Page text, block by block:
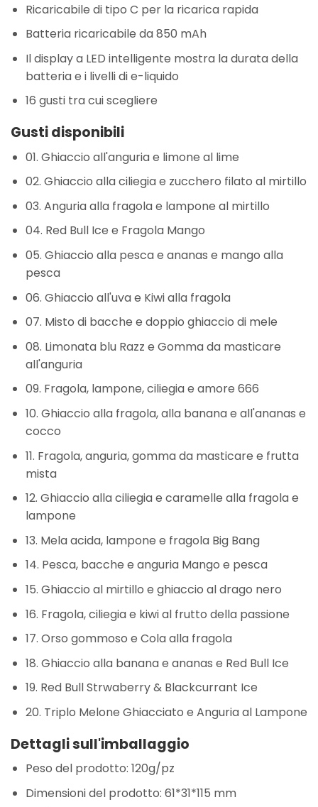
Ricaricabile di tipo C per la ricarica rapida
Batteria ricaricabile da 850 mAh
Il display a LED intelligente mostra la durata della
batteria e i livelli di e-liquido
16 gusti tra cui scegliere
Gusti disponibili
01. Ghiaccio all'anguria e limone al lime
02. Ghiaccio alla ciliegia e zucchero filato al mirtillo
03. Anguria alla fragola e lampone al mirtillo
04. Red Bull Ice e Fragola Mango
05. Ghiaccio alla pesca e ananas e mango alla
pesca
06. Ghiaccio all'uva e Kiwi alla fragola
07. Misto di bacche e doppio ghiaccio di mele
08. Limonata blu Razz e Gomma da masticare
all'anguria
09. Fragola, lampone, ciliegia e amore 666
10. Ghiaccio alla fragola, alla banana e all'ananas e
cocco
11. Fragola, anguria, gomma da masticare e frutta
mista
12. Ghiaccio alla ciliegia e caramelle alla fragola e
lampone
13. Mela acida, lampone e fragola Big Bang
14. Pesca, bacche e anguria Mango e pesca
15. Ghiaccio al mirtillo e ghiaccio al drago nero
16. Fragola, ciliegia e kiwi al frutto della passione
17. Orso gommoso e Cola alla fragola
18. Ghiaccio alla banana e ananas e Red Bull Ice
19. Red Bull Strwaberry & Blackcurrant Ice
20. Triplo Melone Ghiacciato e Anguria al Lampone
Dettagli sull'imballaggio
Peso del prodotto: 120g/pz
Dimensioni del prodotto: 61*31*115 mm